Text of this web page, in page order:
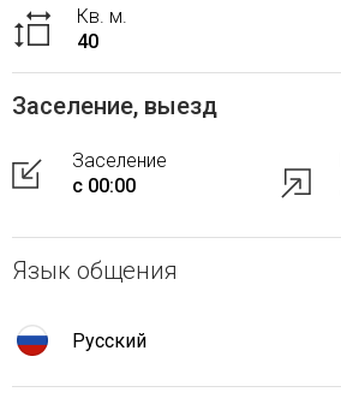
Кв. м.
40
Заселение, выезд
Заселение
с 00:00
Язык общения
Русский